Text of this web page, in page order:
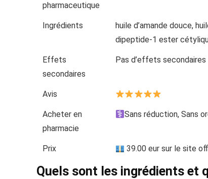
pharmaceutique
Ingrédients
huile d’amande douce,
dipeptide-1 ester
Effets
secondaires
Pas d’effets secondaires
Avis
Acheter en
pharmacie
Sans réduction, Sans
Prix 39.00 eur sur le site
Quels sont les ingrédients et